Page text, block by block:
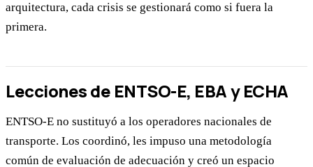
arquitectura, cada crisis se gestionará como si fuera la
primera.
Lecciones de ENTSO-E, EBA y ECHA
ENTSO-E no sustituyó a los operadores nacionales de
transporte. Los coordinó, les impuso una metodología
común de evaluación de adecuación y creó un espacio